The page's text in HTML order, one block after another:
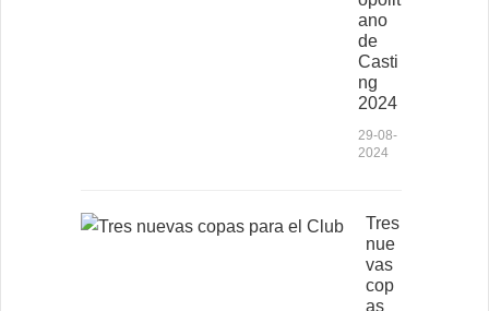
ano
de
Casti
ng
2024
29-08-
2024
Tres
nue
vas
cop
as